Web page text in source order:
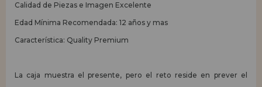
Calidad de Piezas e Imagen Excelente
Edad Mínima Recomendada: 12 años y mas
Característica: Quality Premium
La caja muestra el presente, pero el reto reside en prever el